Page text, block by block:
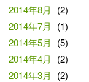
2014年8月
(2)
2014年7月
(1)
2014年5月
(5)
2014年4月
(2)
2014年3月
(2)